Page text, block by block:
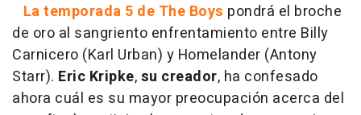
La temporada 5 de The Boys pondrá el broche
de oro al sangriento enfrentamiento entre Billy
Carnicero (Karl Urban) y Homelander (Antony
Starr). Eric Kripke,su creador, ha confesado
ahora cuál es su mayor preocupación acerca del